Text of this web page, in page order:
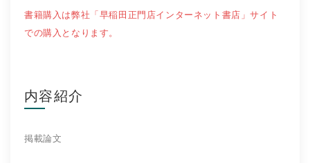
書籍購入は弊社「早稲田正門店インターネット書店」サイト
での購入となります。
内容紹介
掲載論文